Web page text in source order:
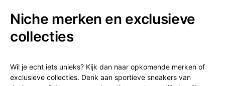
Niche merken en exclusieve
collecties
Wil je echt iets unieks? Kijk dan naar opkomende merken of
exclusieve collecties. Denk aan sportieve sneakers van